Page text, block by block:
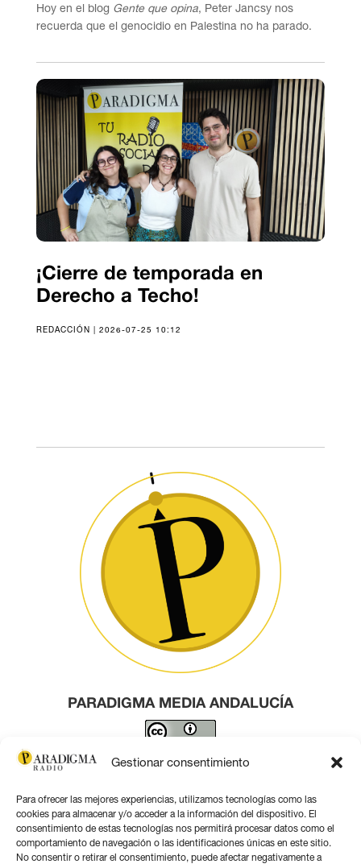
Gestionar consentimiento
Para ofrecer las mejores experiencias, utilizamos tecnologías como las
cookies para almacenar y/o acceder a la información del dispositivo. El
consentimiento de estas tecnologías nos permitirá procesar datos como el
comportamiento de navegación o las identificaciones únicas en este sitio.
No consentir o retirar el consentimiento, puede afectar negativamente a
Hoy en el blog Gente que opina, Peter Jancsy nos
recuerda que el genocidio en Palestina no ha parado.
¡Cierre de temporada en
Derecho a Techo!
REDACCIÓN | 2026-07-25 10:12
PARADIGMA MEDIA ANDALUCÍA
Este obra está bajo una licencia de Creative Commons
Contacto por correo